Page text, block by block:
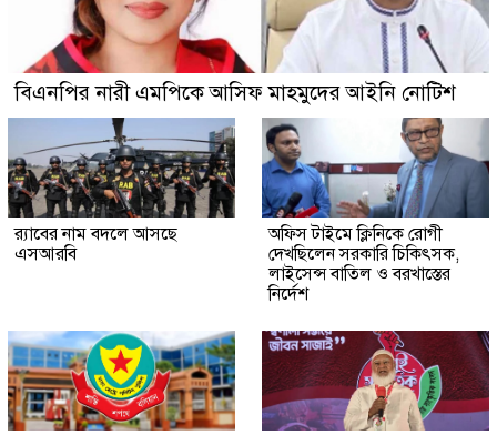
বিএনপির নারী এমপিকে আসিফ মাহমুদের আইনি নোটিশ
র‍্যাবের নাম বদলে আসছে
এসআরবি
অফিস টাইমে ক্লিনিকে রোগী
দেখছিলেন সরকারি চিকিৎসক,
লাইসেন্স বাতিল ও বরখাস্তের
নির্দেশ